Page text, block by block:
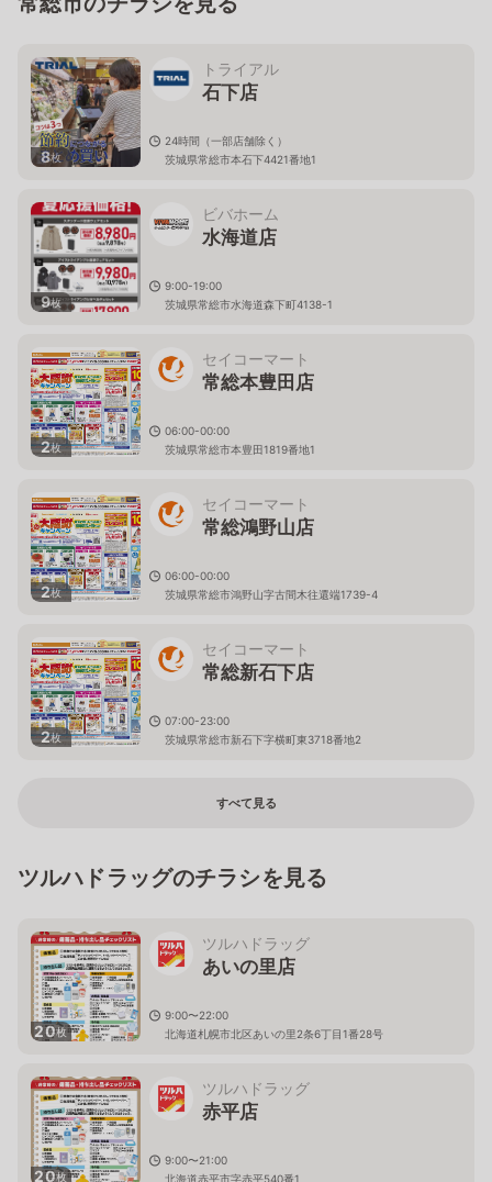
8枚
トライアル
石下店
24時間（一部店舗除く）
茨城県常総市本石下4421番地1
9枚
ビバホーム
水海道店
9:00-19:00
茨城県常総市水海道森下町4138-1
2枚
セイコーマート
常総本豊田店
06:00-00:00
茨城県常総市本豊田1819番地1
2枚
セイコーマート
常総鴻野山店
06:00-00:00
茨城県常総市鴻野山字古間木往還端1739-4
2枚
セイコーマート
常総新石下店
07:00-23:00
茨城県常総市新石下字横町東3718番地2
すべて見る
ツルハドラッグのチラシを見る
20枚
ツルハドラッグ
あいの里店
9:00〜22:00
北海道札幌市北区あいの里2条6丁目1番28号
20枚
ツルハドラッグ
赤平店
9:00〜21:00
北海道赤平市字赤平540番1